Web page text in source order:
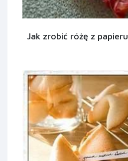
Jak zrobić różę z papieru